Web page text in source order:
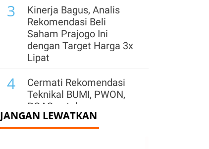
3
Kinerja Bagus, Analis
Rekomendasi Beli
Saham Prajogo Ini
dengan Target Harga 3x
Lipat
4
Cermati Rekomendasi
Teknikal BUMI, PWON,
PGAS untuk
Perdagangan Kamis
(6/8)
JANGAN LEWATKAN